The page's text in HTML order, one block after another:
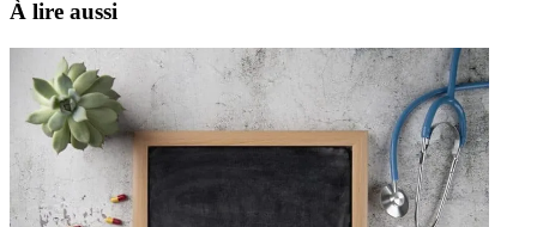
À lire aussi